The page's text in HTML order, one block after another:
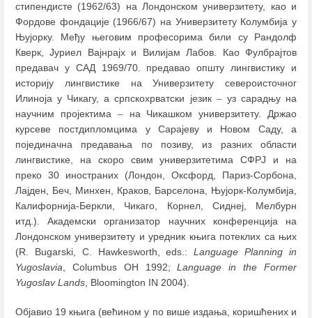
стипендисте (1962/63) на Лондонском универзитету, као и
Фордове фондације (1966/67) на Универзитету Колумбија у
Њујорку. Међу његовим професорима били су Рандолф
Кверк, Јуриел Вајнрајх и Вилијам Лабов. Као Фулбрајтов
предавач у САД 1969/70. предавао општу лингвистику и
историју лингвистике на Универзитету североисточног
Илиноја у Чикагу, а српскохрватски језик –уз сарадњу на
научним пројектима –на Чикашком универзитету. Држао
курсеве постдипломцима у Сарајеву и Новом Саду, а
појединачна предавања по позиву, из разних области
лингвистике, на скоро свим универзитетима СФРЈ и на
преко 30 иностраних (Лондон, Оксфорд, Париз-Сорбона,
Лајден, Беч, Минхен, Краков, Барселона, Њујорк-Колумбија,
Калифорнија-Беркли, Чикаго, Корнел, Сиднеј, Мелбурн
итд.). Академски организатор научних конференција на
Лондонском универзитету и уредник књига потеклих са њих
(R. Bugarski, C. Hawkesworth, eds.:Language Planning in
Yugoslavia, Columbus OH 1992;Language in the Former
Yugoslav Lands, Bloomington IN 2004).
Објавио 19 књига (већином у по више издања, коришћених и